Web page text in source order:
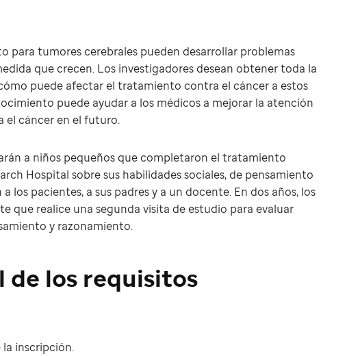
para tumores cerebrales pueden desarrollar problemas
que crecen. Los investigadores desean obtener toda la
puede afectar el tratamiento contra el cáncer a estos
puede ayudar a los médicos a mejorar la atención
el cáncer en el futuro.
a niños pequeños que completaron el tratamiento
Hospital sobre sus habilidades sociales, de pensamiento
los pacientes, a sus padres y a un docente. En dos años, los
que realice una segunda visita de estudio para evaluar
y razonamiento.
de los requisitos
inscripción.